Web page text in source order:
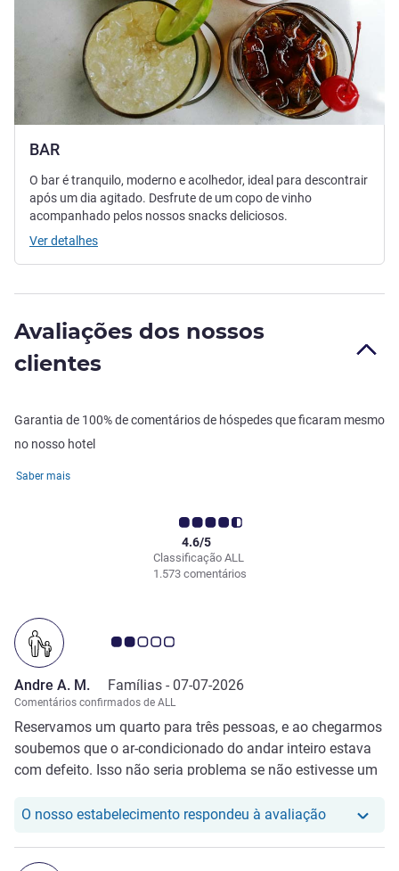
BAR
O bar é tranquilo, moderno e acolhedor, ideal para descontrair
após um dia agitado. Desfrute de um copo de vinho
acompanhado pelos nossos snacks deliciosos.
Ver detalhes
Avaliações dos nossos
clientes
Garantia de 100% de comentários de hóspedes que ficaram mesmo
no nosso hotel
Saber mais
Classificação ALL
4.6/5
1.573 comentários
Nota clientes Avis 2.0/5
Andre A. M. Famílias - 07-07-2026
Comentários confirmados de ALL
Reservamos um quarto para três pessoas, e ao chegarmos
soubemos que o ar-condicionado do andar inteiro estava
com defeito. Isso não seria problema se não estivesse um
de esgoto do banheiro.. para piorar era final de semana do
O nosso estabelecimento respondeu à avaliaçãoO nosso